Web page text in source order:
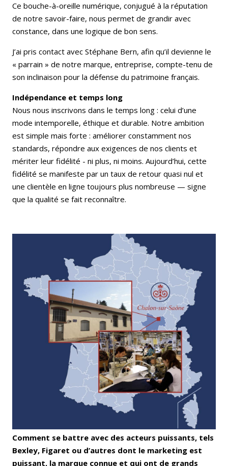
Ce bouche-à-oreille numérique, conjugué à la réputation
de notre savoir-faire, nous permet de grandir avec
constance, dans une logique de bon sens.
J’ai pris contact avec Stéphane Bern, afin qu’il devienne le
« parrain » de notre marque, entreprise, compte-tenu de
son inclinaison pour la défense du patrimoine français.
Indépendance et temps long
Nous nous inscrivons dans le temps long : celui d’une
mode intemporelle, éthique et durable. Notre ambition
est simple mais forte : améliorer constamment nos
standards, répondre aux exigences de nos clients et
mériter leur fidélité - ni plus, ni moins. Aujourd’hui, cette
fidélité se manifeste par un taux de retour quasi nul et
une clientèle en ligne toujours plus nombreuse — signe
que la qualité se fait reconnaître.
Comment se battre avec des acteurs puissants, tels
Bexley, Figaret ou d’autres dont le marketing est
puissant, la marque connue et qui ont de grands